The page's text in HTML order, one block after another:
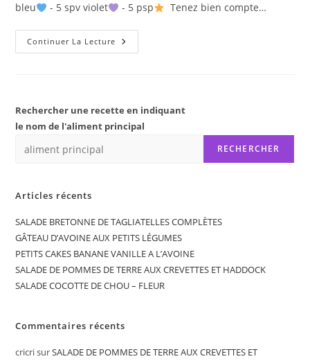
bleu
- 5 spv violet - 5 psp Tenez bien compte…
Continuer La Lecture SALADE
FETA
Rechercher une recette en indiquant
le nom de l'aliment principal
RECHERCHER
Articles récents
SALADE BRETONNE DE TAGLIATELLES COMPLÈTES
GÂTEAU D’AVOINE AUX PETITS LÉGUMES
PETITS CAKES BANANE VANILLE A L’AVOINE
SALADE DE POMMES DE TERRE AUX CREVETTES ET HADDOCK
SALADE COCOTTE DE CHOU – FLEUR
Commentaires récents
cricrisurSALADE DE POMMES DE TERRE AUX CREVETTES ET